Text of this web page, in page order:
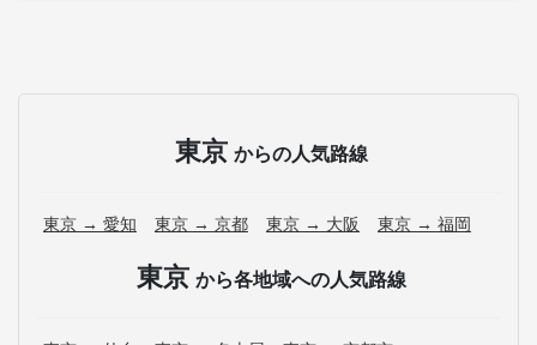
東京 からの人気路線
東京 → 愛知 東京 → 京都 東京 → 大阪 東京 → 福岡
東京 から各地域への人気路線